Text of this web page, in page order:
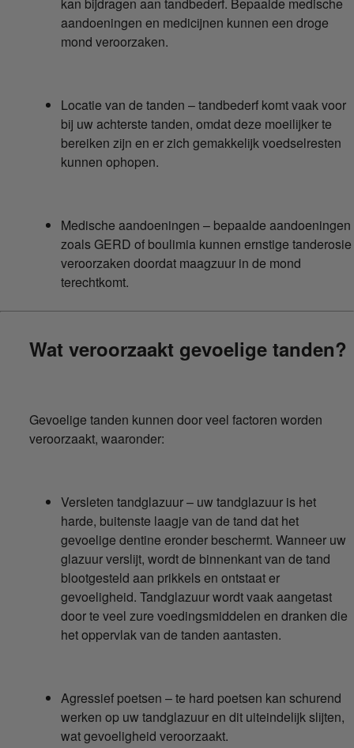
aandoeningen en medicijnen kunnen een droge
mond veroorzaken.
Locatie van de tanden – tandbederf komt vaak voor
bij uw achterste tanden, omdat deze moeilijker te
bereiken zijn en er zich gemakkelijk voedselresten
kunnen ophopen.
Medische aandoeningen – bepaalde aandoeningen
zoals GERD of boulimia kunnen ernstige tanderosie
veroorzaken doordat maagzuur in de mond
terechtkomt.
Wat veroorzaakt gevoelige tanden?
Gevoelige tanden kunnen door veel factoren worden
veroorzaakt, waaronder:
Versleten tandglazuur – uw tandglazuur is het
harde, buitenste laagje van de tand dat het
gevoelige dentine eronder beschermt. Wanneer uw
glazuur verslijt, wordt de binnenkant van de tand
blootgesteld aan prikkels en ontstaat er
gevoeligheid. Tandglazuur wordt vaak aangetast
door te veel zure voedingsmiddelen en dranken die
het oppervlak van de tanden aantasten.
Agressief poetsen – te hard poetsen kan schurend
werken op uw tandglazuur en dit uiteindelijk slijten,
wat gevoeligheid veroorzaakt.